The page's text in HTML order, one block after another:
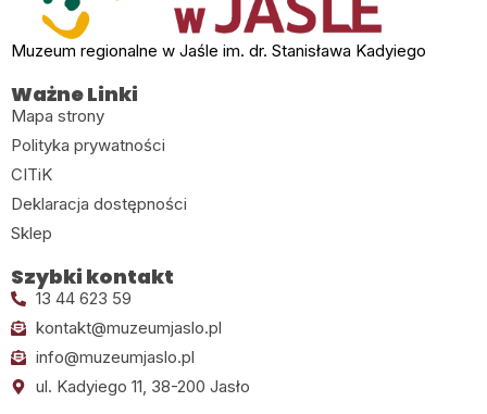
Muzeum regionalne w Jaśle im. dr. Stanisława Kadyiego
Ważne Linki
Mapa strony
Polityka prywatności
CITiK
Deklaracja dostępności
Sklep
Szybki kontakt
13 44 623 59
kontakt@muzeumjaslo.pl
info@muzeumjaslo.pl
ul. Kadyiego 11, 38-200 Jasło